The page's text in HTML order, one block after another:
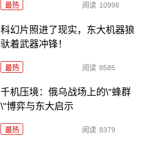
最热 阅读 10998
科幻片照进了现实，东大机器狼
驮着武器冲锋！
最热 阅读 8585
千机压境：俄乌战场上的\"蜂群
\"博弈与东大启示
最热 阅读 8379